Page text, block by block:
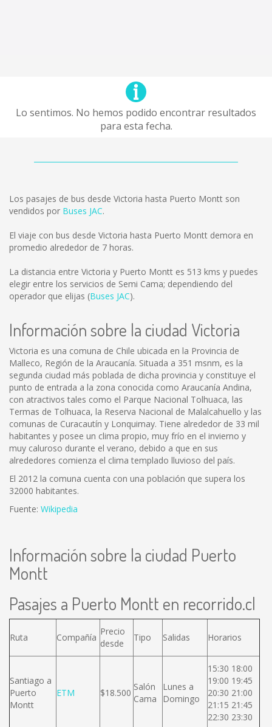
Lo sentimos. No hemos podido encontrar resultados
para esta fecha.
Los pasajes de bus desde Victoria hasta Puerto Montt son
vendidos por Buses JAC.
El viaje con bus desde Victoria hasta Puerto Montt demora en
promedio alrededor de 7 horas.
La distancia entre Victoria y Puerto Montt es 513 kms y puedes
elegir entre los servicios de Semi Cama; dependiendo del
operador que elijas (Buses JAC).
Información sobre la ciudad Victoria
Victoria es una comuna de Chile ubicada en la Provincia de
Malleco, Región de la Araucanía. Situada a 351 msnm, es la
segunda ciudad más poblada de dicha provincia y constituye el
punto de entrada a la zona conocida como Araucanía Andina,
con atractivos tales como el Parque Nacional Tolhuaca, las
Termas de Tolhuaca, la Reserva Nacional de Malalcahuello y las
comunas de Curacautín y Lonquimay. Tiene alrededor de 33 mil
habitantes y posee un clima propio, muy frío en el invierno y
muy caluroso durante el verano, debido a que en sus
alrededores comienza el clima templado lluvioso del país.
El 2012 la comuna cuenta con una población que supera los
32000 habitantes.
Fuente: Wikipedia
Información sobre la ciudad Puerto
Montt
Pasajes a Puerto Montt en recorrido.cl
Ruta Compañía
Precio
desde
Tipo Salidas Horarios
Santiago a
Puerto
Montt
ETM $18.500
Salón
Cama
Lunes a
Domingo
15:30 18:00
19:00 19:45
20:30 21:00
21:15 21:45
22:30 23:30